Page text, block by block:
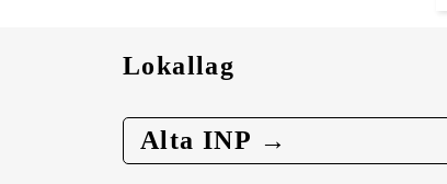
Lokallag
Alta INP →